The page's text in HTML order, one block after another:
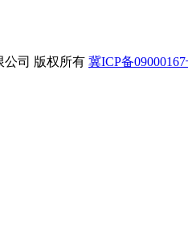
公司 版权所有 冀ICP备